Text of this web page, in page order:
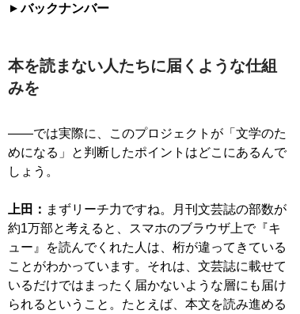
バックナンバー
本を読まない人たちに届くような仕組
みを
――では実際に、このプロジェクトが「文学のた
めになる」と判断したポイントはどこにあるんで
しょう。
上田： まずリーチ力ですね。月刊文芸誌の部数が
約1万部と考えると、スマホのブラウザ上で『キ
ュー』を読んでくれた人は、桁が違ってきている
ことがわかっています。それは、文芸誌に載せて
いるだけではまったく届かないような層にも届け
られるということ。たとえば、本文を読み進める